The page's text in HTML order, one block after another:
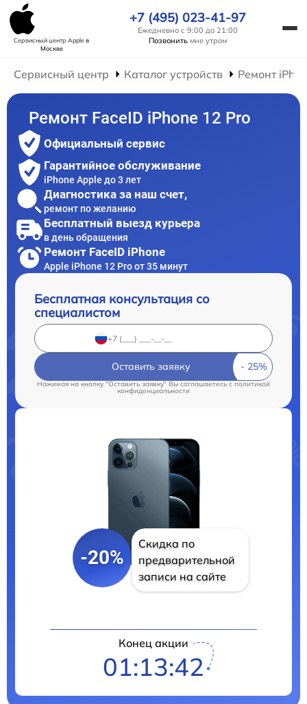
Сервисный центр Appleв
Москве
+7 (495) 023-41-97
Ежедневно с 9:00 до 21:00
Позвонить мне утром
Сервисный центр Каталог устройств Ремонт
Ремонт FaceID iPhone 12 Pro
Официальный сервис
Гарантийное обслуживание
iPhone Apple до 3 лет
Диагностика за наш счет,
ремонт по желанию
Бесплатный выезд курьера
в день обращения
Ремонт FaceID iPhone
Apple iPhone 12 Pro от 35 минут
Бесплатная консультация со
специалистом
Оставить заявку
Нажимая на кнопку "Оставить заявку" Вы соглашаетесь cполитикой
конфиденциальности
-20%
Скидка по
предварительной
записи на сайте
Конец акции
01:13:41